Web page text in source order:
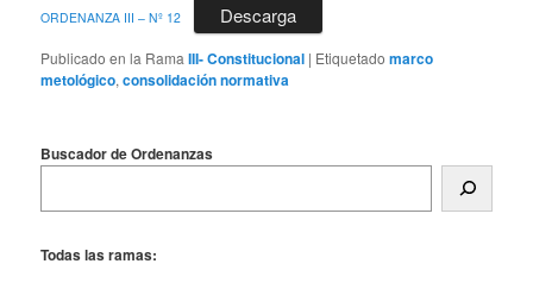
ORDENANZA III – Nº 12 Descarga
Publicado en la RamaIII- Constitucional | Etiquetado marco
metológico,consolidación normativa
Buscador de Ordenanzas
Todas las ramas: